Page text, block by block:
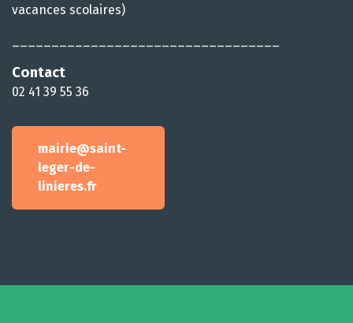
vacances scolaires)
Contact
02 41 39 55 36
mairie@saint-
leger-de-
linieres.fr